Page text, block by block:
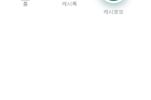
홈 캐시톡
캐시로또